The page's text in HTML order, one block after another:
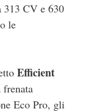
313 CV e 630
le
Efficient
Eco Pro, gli